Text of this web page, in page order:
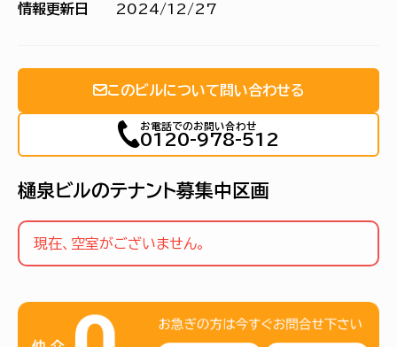
情報更新日 2024/12/27
このビルについて問い合わせる
お電話でのお問い合わせ
0120-978-512
樋泉ビルのテナント募集中区画
現在、空室がございません。